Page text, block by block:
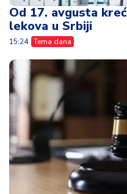
Od 17. avgusta
lekova u Srbiji
15:24 Tema dana